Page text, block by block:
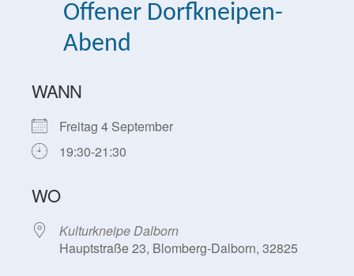
Offener Dorfkneipen-
Abend
WANN
Freitag 4 September
19:30-21:30
WO
Kulturkneipe Dalborn
Hauptstraße 23, Blomberg-Dalborn, 32825